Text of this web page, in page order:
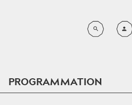
PROGRAMMATION